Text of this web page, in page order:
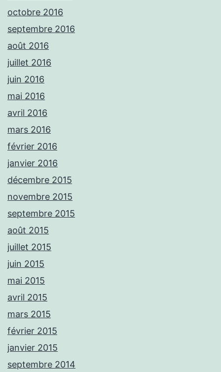
octobre 2016
septembre 2016
août 2016
juillet 2016
juin 2016
mai 2016
avril 2016
mars 2016
février 2016
janvier 2016
décembre 2015
novembre 2015
septembre 2015
août 2015
juillet 2015
juin 2015
mai 2015
avril 2015
mars 2015
février 2015
janvier 2015
septembre 2014